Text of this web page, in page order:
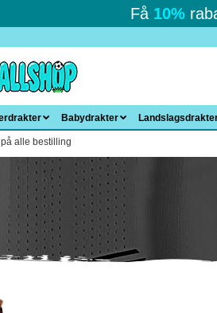
Få 10%
Babydrakter
alle bestilling